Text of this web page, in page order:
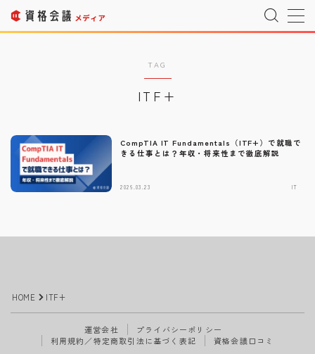
Company Profile
プライバシーポリシー Privacy Policy
利用規約 T&C
お問い合わせ
TAG
ITF+
CompTIA IT Fundamentals（ITF+）で就職で
きる仕事とは？年収・将来性まで徹底解説
2026.03.23 IT
HOME ITF+
運営会社
プライバシーポリシー
利用規約／特定商取引法に基づく表記
資格会議口コミ